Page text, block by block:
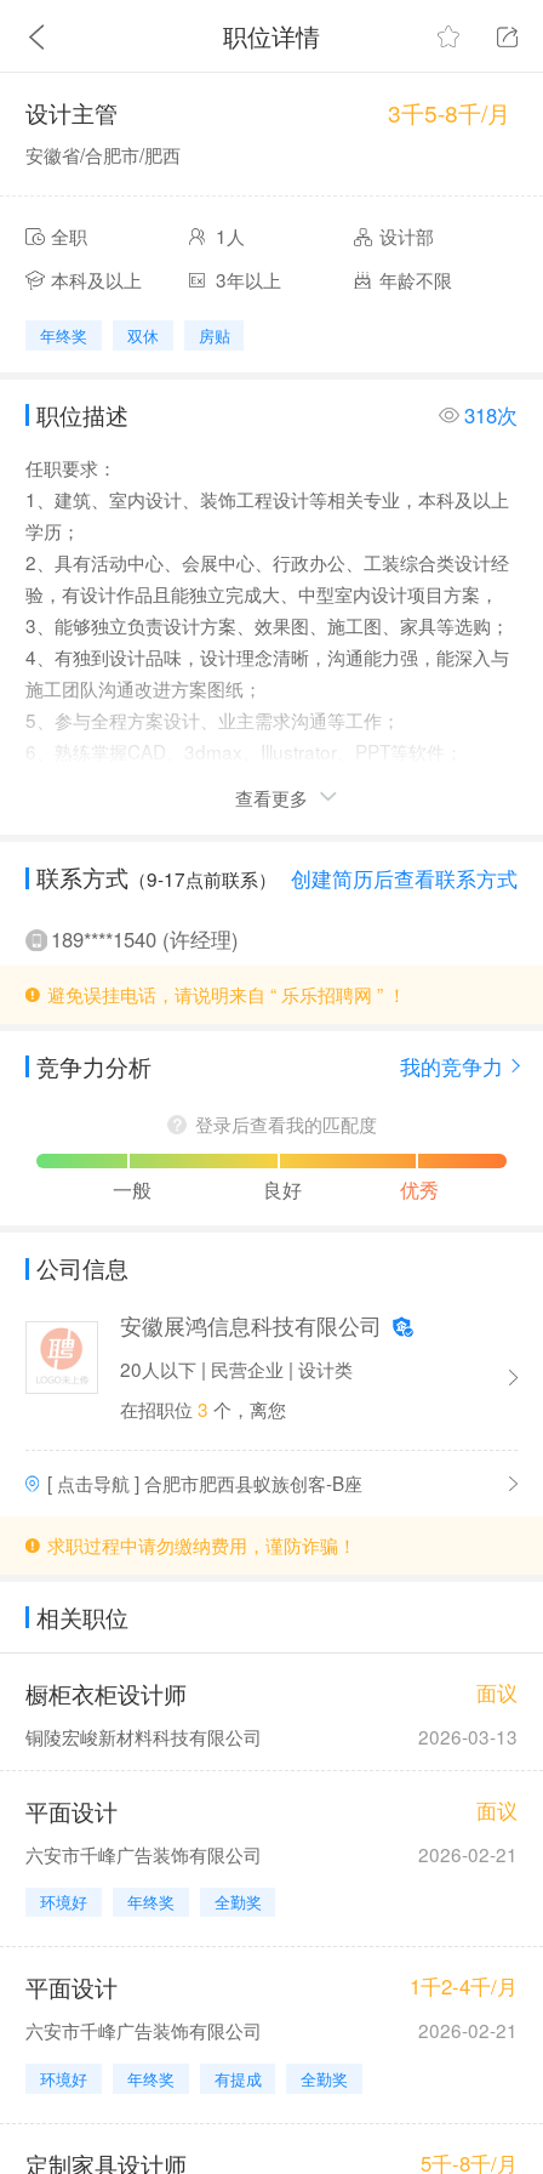
职位详情
设计主管 3千5-8千/月
安徽省/合肥市/肥西
全职 1人
设计部
本科及以上
3年以上 年龄不限
年终奖 双休 房贴
职位描述 318次
任职要求：
1、建筑、室内设计、装饰工程设计等相关专业，本科及以上
学历；
2、具有活动中心、会展中心、行政办公、工装综合类设计经
验，有设计作品且能独立完成大、中型室内设计项目方案，
3、能够独立负责设计方案、效果图、施工图、家具等选购；
4、有独到设计品味，设计理念清晰，沟通能力强，能深入与
施工团队沟通改进方案图纸；
5、参与全程方案设计、业主需求沟通等工作；
6、熟练掌握CAD、3dmax、Illustrator、PPT等软件；
8、积极正向、责任心强；
查看更多
联系方式（9-17点前联系） 创建简历后查看联系方式
189****1540 (许经理)
避免误挂电话，请说明来自 “ 乐乐招聘网 ” ！
竞争力分析 我的竞争力
登录后查看我的匹配度
一般 良好 优秀
公司信息
安徽展鸿信息科技有限公司
20人以下 | 民营企业 | 设计类
在招职位 3 个，离您
[ 点击导航 ] 合肥市肥西县蚁族创客-B座
求职过程中请勿缴纳费用，谨防诈骗！
相关职位
橱柜衣柜设计师 面议
铜陵宏峻新材料科技有限公司 2026-03-13
平面设计 面议
六安市千峰广告装饰有限公司 2026-02-21
环境好 年终奖 全勤奖
平面设计 1千2-4千/月
六安市千峰广告装饰有限公司 2026-02-21
环境好 年终奖 有提成 全勤奖
定制家具设计师 5千-8千/月